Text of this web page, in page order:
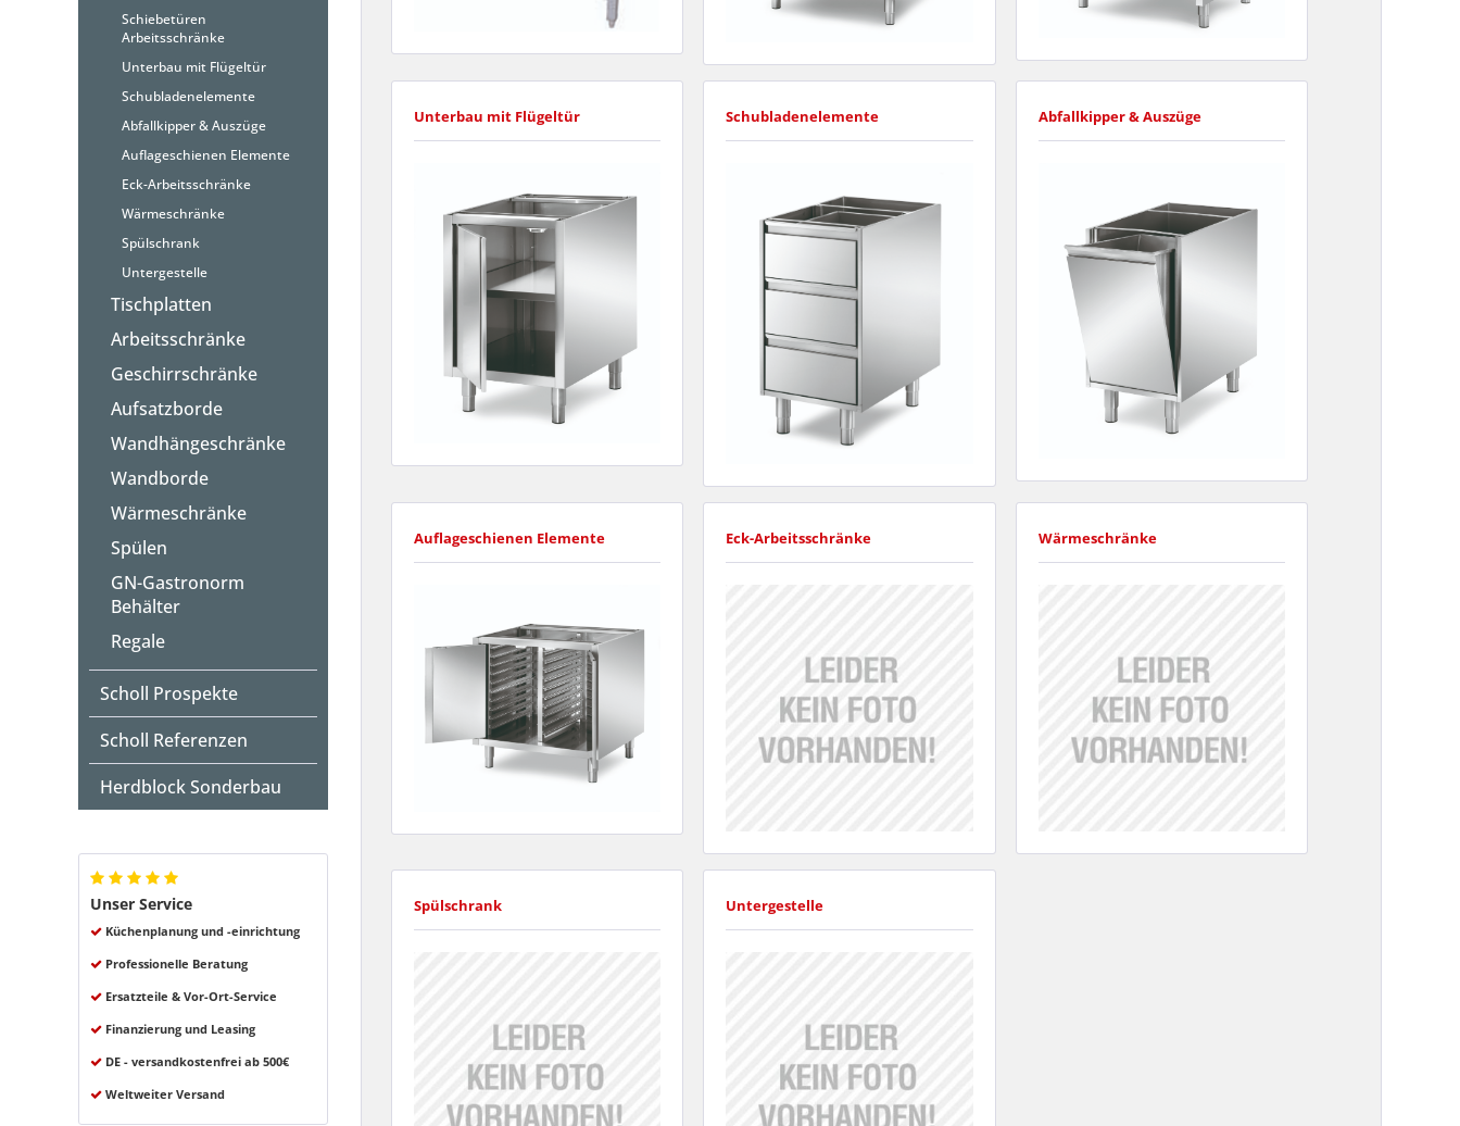
Schiebetüren
Arbeitsschränke
Unterbau mit Flügeltür
Schubladenelemente
Abfallkipper & Auszüge
Auflageschienen Elemente
Eck-Arbeitsschränke
Wärmeschränke
Spülschrank
Untergestelle
Tischplatten
Arbeitsschränke
Geschirrschränke
Aufsatzborde
Wandhängeschränke
Wandborde
Wärmeschränke
Spülen
GN-Gastronorm
Behälter
Regale
Scholl Prospekte
Scholl Referenzen
Herdblock Sonderbau
Unser Service
Küchenplanung und -einrichtung
Professionelle Beratung
Ersatzteile & Vor-Ort-Service
Finanzierung und Leasing
DE - versandkostenfrei ab 500€
Weltweiter Versand
Unterbau mit Flügeltür Schubladenelemente Abfallkipper & Auszüge
Auflageschienen Elemente Eck-Arbeitsschränke Wärmeschränke
Spülschrank Untergestelle